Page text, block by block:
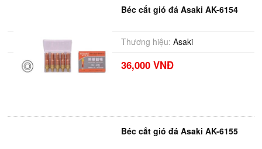
Béc cắt gió đá Asaki AK-6154
Thương hiệu: Asaki
36,000 VNĐ
Béc cắt gió đá Asaki AK-6155